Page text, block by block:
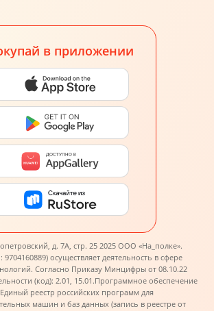
в приложении
д. 7А, стр. 25 2025 ООО «На_полке».
осуществляет деятельность в сфере
Согласно Приказу Минцифры от 08.10.22
(код): 2.01, 15.01.Программное обеспечение
реестр российских программ для
машин и баз данных (запись в реестре от